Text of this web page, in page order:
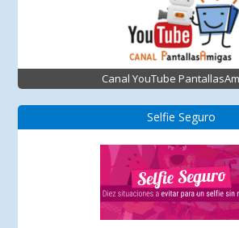
Canal YouTube
Selfie Seguro